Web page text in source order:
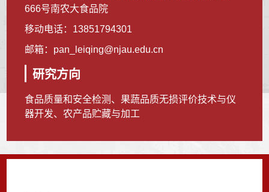
666号南农大食品院
移动电话： 13851794301
邮箱： pan_leiqing@njau.edu.cn
研究方向
食品质量和安全检测、果蔬品质无损评价技术与仪
器开发、农产品贮藏与加工